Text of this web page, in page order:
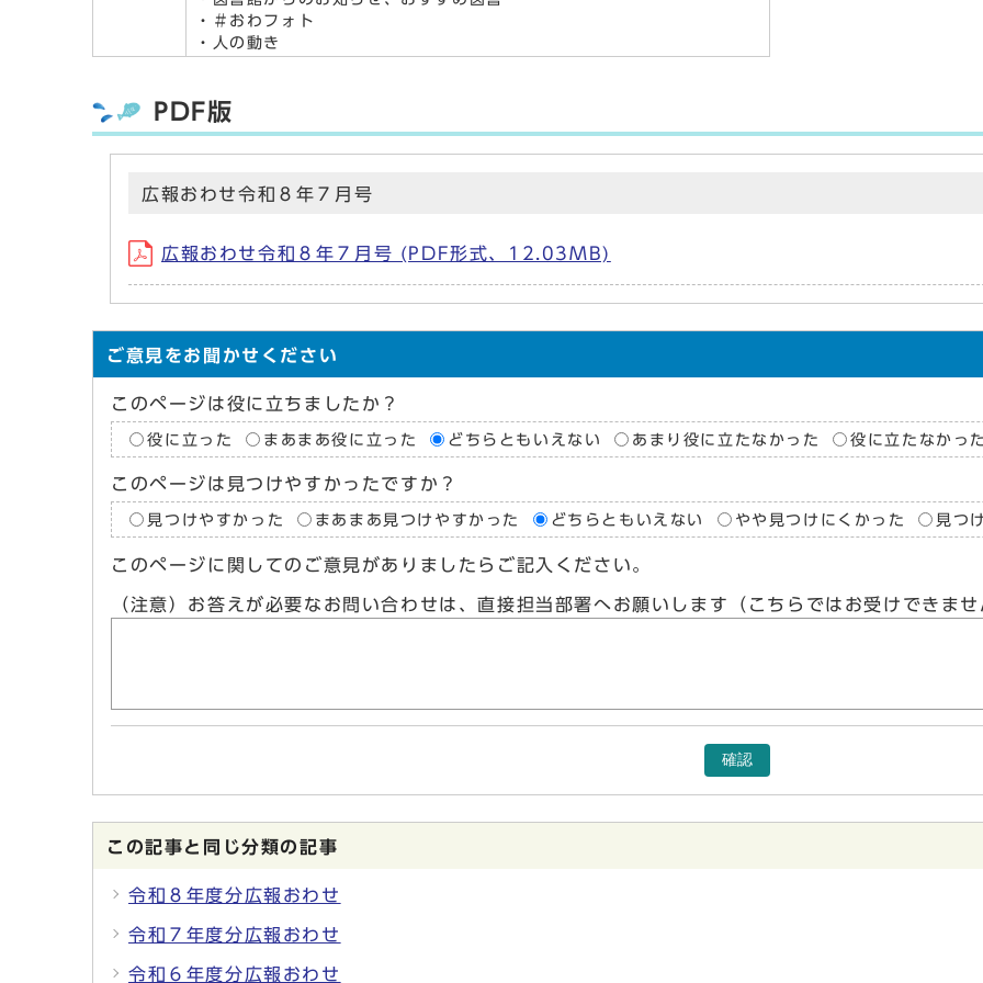
・＃おわフォト
・人の動き
PDF版
広報おわせ令和８年７月号
広報おわせ令和８年７月号 (PDF形式、12.03MB)
ご意見をお聞かせください
このページは役に立ちましたか？
役に立った まあまあ役に立った どちらともいえない あまり役に立たなかった 役に立たなかっ
このページは見つけやすかったですか？
見つけやすかった まあまあ見つけやすかった どちらともいえない やや見つけにくかった 見つ
このページに関してのご意見がありましたらご記入ください。
（注意）お答えが必要なお問い合わせは、直接担当部署へお願いします（こちらではお受けできま
確認
この記事と同じ分類の記事
令和８年度分広報おわせ
令和７年度分広報おわせ
令和６年度分広報おわせ